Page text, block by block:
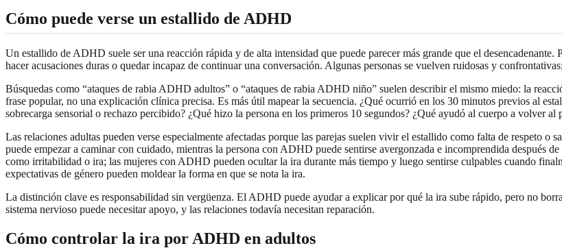
Cómo puede verse un estallido de ADHD
Un estallido de ADHD suele ser una reacción rápida y de alta intensidad que puede parecer más grande que el
hacer acusaciones duras o quedar incapaz de continuar una conversación. Algunas personas se vuelven ruidosas y
Búsquedas como “ataques de rabia ADHD adultos” o “ataques de rabia ADHD niño” suelen describir el mismo miedo: la
frase popular, no una explicación clínica precisa. Es más útil mapear la secuencia. ¿Qué ocurrió en los 30 minutos previos al
sobrecarga sensorial o rechazo percibido? ¿Qué hizo la persona en los primeros 10 segundos? ¿Qué ayudó al cuerpo a volver al
Las relaciones adultas pueden verse especialmente afectadas porque las parejas suelen vivir el estallido como falta de respeto
puede empezar a caminar con cuidado, mientras la persona con ADHD puede sentirse avergonzada e incomprendida después
como irritabilidad o ira; las mujeres con ADHD pueden ocultar la ira durante más tiempo y luego sentirse culpables cuando
expectativas de género pueden moldear la forma en que se nota la ira.
La distinción clave es responsabilidad sin vergüenza. El ADHD puede ayudar a explicar por qué la ira sube rápido, pero no
sistema nervioso puede necesitar apoyo, y las relaciones todavía necesitan reparación.
Cómo controlar la ira por ADHD en adultos